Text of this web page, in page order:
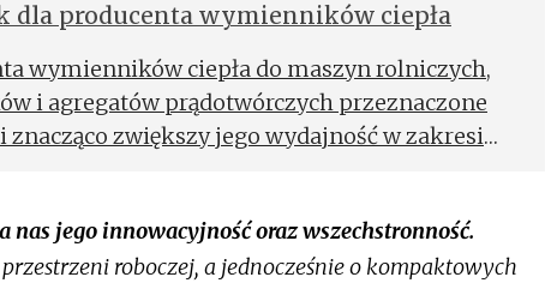
dla producenta wymienników ciepła
wymienników ciepła do maszyn rolniczych,
i agregatów prądotwórczych przeznaczone
znacząco zwiększy jego wydajność w zakresie
nas jego innowacyjność oraz wszechstronność.
roboczej, a jednocześnie o kompaktowych